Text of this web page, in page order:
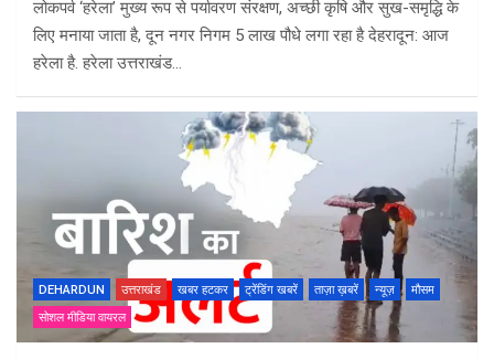
लोकपर्व ‘हरेला’ मुख्य रूप से पर्यावरण संरक्षण, अच्छी कृषि और सुख-समृद्धि के
लिए मनाया जाता है, दून नगर निगम 5 लाख पौधे लगा रहा है देहरादून: आज
हरेला है. हरेला उत्तराखंड…
DEHARDUN उत्तराखंड खबर हटकर ट्रेंडिंग खबरें ताज़ा ख़बरें न्यूज़
मौसम
सोशल मीडिया वायरल